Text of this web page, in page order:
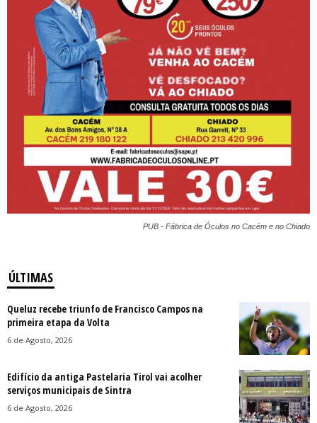
PUB - Fábrica de Óculos no Cacém e no Chiado
ÚLTIMAS
Queluz recebe triunfo de Francisco Campos na
primeira etapa da Volta
6 de Agosto, 2026
Edifício da antiga Pastelaria Tirol vai acolher
serviços municipais de Sintra
6 de Agosto, 2026